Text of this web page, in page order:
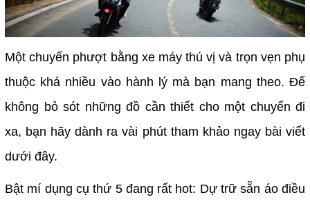
Một chuyến phượt bằng xe máy thú vị và trọn vẹn phụ
thuộc khá nhiều vào hành lý mà bạn mang theo. Để
không bỏ sót những đồ cần thiết cho một chuyến đi
xa, bạn hãy dành ra vài phút tham khảo ngay bài viết
dưới đây.
Bật mí dụng cụ thứ 5 đang rất hot: Dự trữ sẵn áo điều